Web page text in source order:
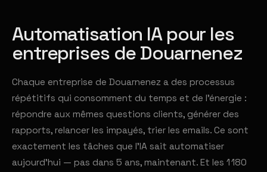
Automatisation IA pour les
entreprises de Douarnenez
Chaque entreprise de Douarnenez a des processus
répétitifs qui consomment du temps et de l'énergie :
répondre aux mêmes questions clients, générer des
rapports, relancer les impayés, trier les emails. Ce sont
exactement les tâches que l'IA sait automatiser
aujourd'hui — pas dans 5 ans, maintenant. Et les 1 180